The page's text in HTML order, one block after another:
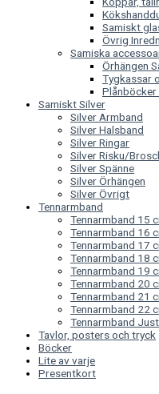
Samiskt
Övrig
Samiska
Örhängen
Tygkassar
Samiskt Silver
Silver Armband
Silver Halsband
Silver Ringar
Silver Risku/
Silver Spänne
Silver Örhängen
Silver Övrigt
Tennarmband
Tennarmband 15
Tennarmband 16
Tennarmband 17
Tennarmband 18
Tennarmband 19
Tennarmband 20
Tennarmband 21
Tennarmband 22
Tennarmband
Tavlor, posters och tryck
Böcker
Lite av varje
Presentkort